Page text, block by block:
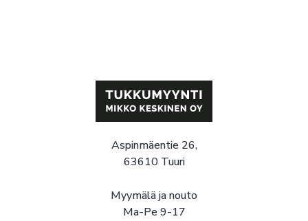
Aspinmäentie 26,
63610 Tuuri
Myymälä ja nouto
Ma-Pe 9-17